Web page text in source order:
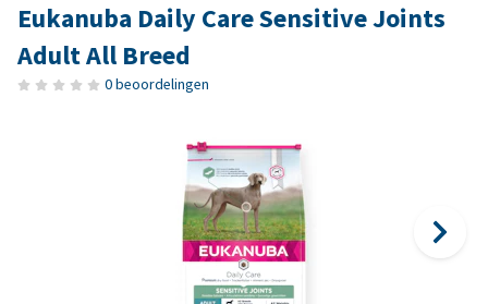
Eukanuba Daily Care Sensitive Joints
Adult All Breed
0 beoordelingen